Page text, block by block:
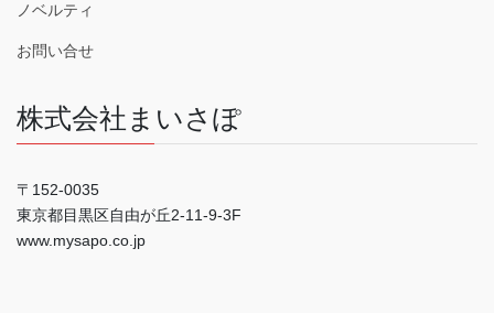
ノベルティ
お問い合せ
株式会社まいさぽ
〒152-0035
東京都目黒区自由が丘2-11-9-3F
www.mysapo.co.jp